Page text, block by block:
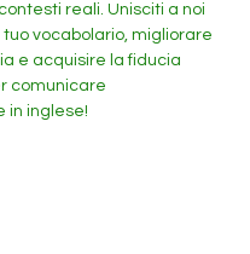
reali. Unisciti a noi
vocabolario, migliorare
e acquisire la fiducia
comunicare
in inglese!